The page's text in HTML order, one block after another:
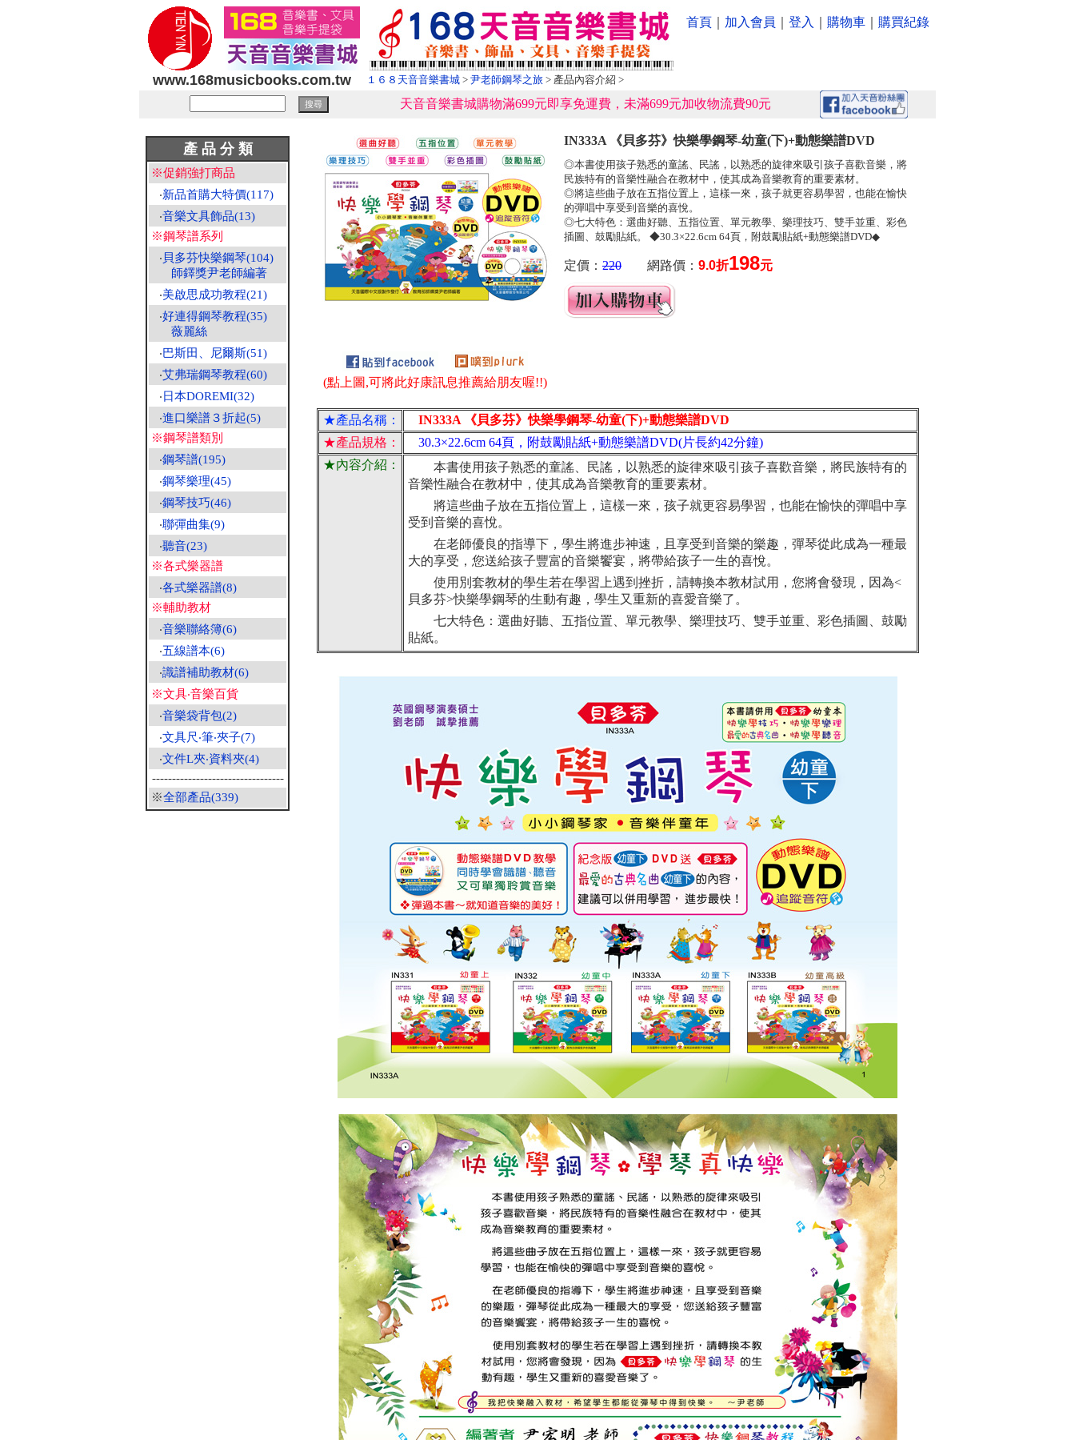
首頁 加入會員 登入 購物車 購買紀錄
www.168musicbooks.com.tw １６８天音音樂書城 > 尹老師鋼琴之旅 > 產品內容介紹 >
天音音樂書城購物滿699元即享免運費，未滿699元加收物流費90元
產 品 分 類
※促銷強打商品
‧新品首購大特價(117)
‧音樂文具飾品(13)
※鋼琴譜系列
‧ 貝多芬快樂鋼琴(104)
師鐸獎尹老師編著
‧美啟思成功教程(21)
‧好連得鋼琴教程(35)
薇麗絲
‧巴斯田、尼爾斯(51)
‧艾弗瑞鋼琴教程(60)
‧ 日本DOREMI(32)
‧進口樂譜３折起(5)
※鋼琴譜類別
‧鋼琴譜(195)
‧鋼琴樂理(45)
‧鋼琴技巧(46)
‧聯彈曲集(9)
‧聽音(23)
※各式樂器譜
‧各式樂器譜(8)
※輔助教材
‧音樂聯絡簿(6)
‧五線譜本(6)
‧識譜補助教材(6)
※文具‧音樂百貨
‧音樂袋背包(2)
‧文具尺‧筆‧夾子(7)
‧文件L夾‧資料夾(4)
---------------------------------
※全部產品(339)
(點上圖,可將此好康訊息推薦給朋友喔!!)
IN333A 《貝多芬》快樂學鋼琴-幼童(下)+動態樂譜DVD
◎本書使用孩子熟悉的童謠、民謠，以熟悉的旋律來吸引孩子喜歡音樂，將
民族特有的音樂性融合在教材中，使其成為音樂教育的重要素材。
◎將這些曲子放在五指位置上，這樣一來，孩子就更容易學習，也能在愉快
的彈唱中享受到音樂的喜悅。
◎七大特色：選曲好聽、五指位置、單元教學、樂理技巧、雙手並重、彩色
插圖、鼓勵貼紙。 ◆30.3×22.6cm 64頁，附鼓勵貼紙+動態樂譜DVD◆
定價： 220 網路價： 9.0折198元
★產品名稱：
IN333A 《貝多芬》快樂學鋼琴-幼童(下)+動態樂譜DVD
★產品規格：
30.3×22.6cm 64頁，附鼓勵貼紙+動態樂譜DVD(片長約42分鐘)
★內容介紹：
本書使用孩子熟悉的童謠、民謠，以熟悉的旋律來吸引孩子喜歡音樂，將民族特有的
音樂性融合在教材中，使其成為音樂教育的重要素材。
將這些曲子放在五指位置上，這樣一來，孩子就更容易學習，也能在愉快的彈唱中享
受到音樂的喜悅。
在老師優良的指導下，學生將進步神速，且享受到音樂的樂趣，彈琴從此成為一種最
大的享受，您送給孩子豐富的音樂饗宴，將帶給孩子一生的喜悅。
使用別套教材的學生若在學習上遇到挫折，請轉換本教材試用，您將會發現，因為<
貝多芬>快樂學鋼琴的生動有趣，學生又重新的喜愛音樂了。
七大特色：選曲好聽、五指位置、單元教學、樂理技巧、雙手並重、彩色插圖、鼓勵
貼紙。